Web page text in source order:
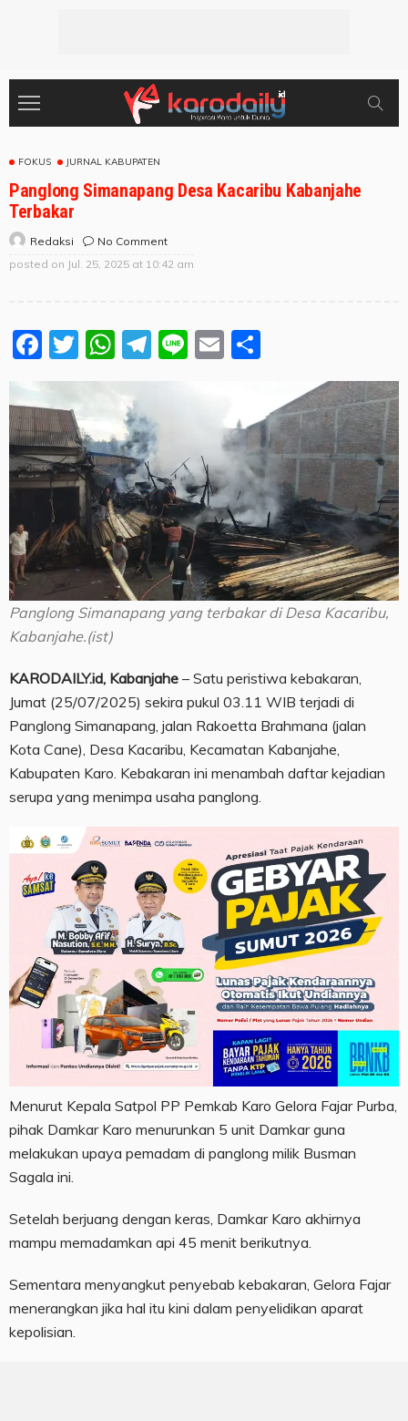
FOKUS JURNAL KABUPATEN
Panglong Simanapang Desa Kacaribu Kabanjahe
Terbakar
Redaksi
No Comment
posted on Jul. 25, 2025 at 10:42 am
Facebook
Twitter
WhatsApp
Telegram
LineEmail
Panglong Simanapang yang terbakar di Desa Kacaribu,
Kabanjahe.(ist)
KARODAILY.id, Kabanjahe – Satu peristiwa kebakaran,
Jumat (25/07/2025) sekira pukul 03.11 WIB terjadi di
Panglong Simanapang, jalan Rakoetta Brahmana (jalan
Kota Cane), Desa Kacaribu, Kecamatan Kabanjahe,
Kabupaten Karo. Kebakaran ini menambah daftar kejadian
serupa yang menimpa usaha panglong.
Menurut Kepala Satpol PP Pemkab Karo Gelora Fajar Purba,
pihak Damkar Karo menurunkan 5 unit Damkar guna
melakukan upaya pemadam di panglong milik Busman
Sagala ini.
Setelah berjuang dengan keras, Damkar Karo akhirnya
mampu memadamkan api 45 menit berikutnya.
Sementara menyangkut penyebab kebakaran, Gelora Fajar
menerangkan jika hal itu kini dalam penyelidikan aparat
kepolisian.